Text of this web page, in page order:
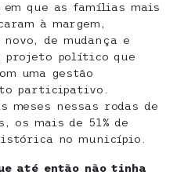
que as famílias mais
à margem,
de mudança e
projeto político que
uma gestão
participativo.
meses nessas rodas de
os mais de 51% de
no município.
até então não tinha